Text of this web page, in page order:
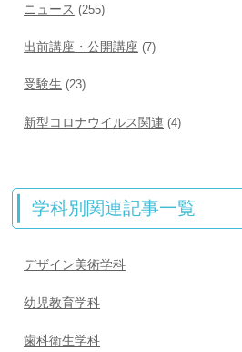
ニュース (255)
出前講座・公開講座 (7)
受験生 (23)
新型コロナウイルス関連 (4)
学科別関連記事一覧
デザイン美術学科
幼児教育学科
歯科衛生学科